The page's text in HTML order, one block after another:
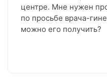
центре. Мне нужен
по просьбе врача-
можно его получить?